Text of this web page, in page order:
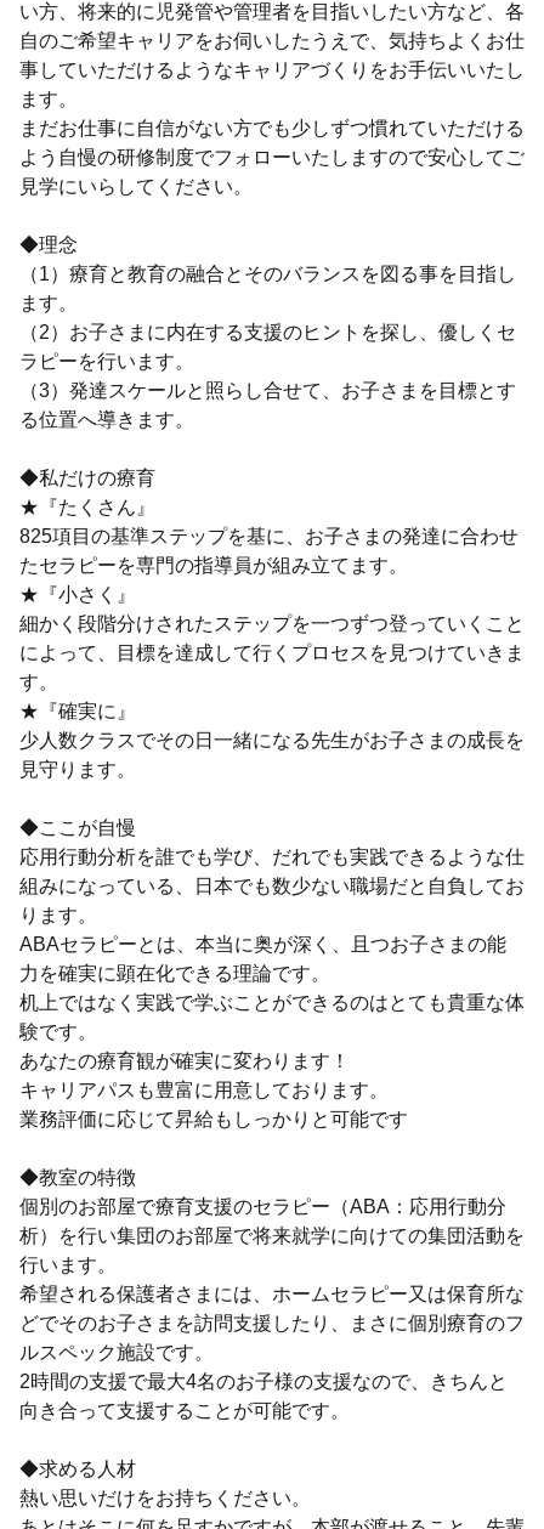
い方、将来的に児発管や管理者を目指いしたい方など、各
自のご希望キャリアをお伺いしたうえで、気持ちよくお仕
事していただけるようなキャリアづくりをお手伝いいたし
ます。
まだお仕事に自信がない方でも少しずつ慣れていただける
よう自慢の研修制度でフォローいたしますので安心してご
見学にいらしてください。
◆理念
（1）療育と教育の融合とそのバランスを図る事を目指し
ます。
（2）お子さまに内在する支援のヒントを探し、優しくセ
ラピーを行います。
（3）発達スケールと照らし合せて、お子さまを目標とす
る位置へ導きます。
◆私だけの療育
★『たくさん』
825項目の基準ステップを基に、お子さまの発達に合わせ
たセラピーを専門の指導員が組み立てます。
★『小さく』
細かく段階分けされたステップを一つずつ登っていくこと
によって、目標を達成して行くプロセスを見つけていきま
す。
★『確実に』
少人数クラスでその日一緒になる先生がお子さまの成長を
見守ります。
◆ここが自慢
応用行動分析を誰でも学び、だれでも実践できるような仕
組みになっている、日本でも数少ない職場だと自負してお
ります。
ABAセラピーとは、本当に奥が深く、且つお子さまの能
力を確実に顕在化できる理論です。
机上ではなく実践で学ぶことができるのはとても貴重な体
験です。
あなたの療育観が確実に変わります！
キャリアパスも豊富に用意しております。
業務評価に応じて昇給もしっかりと可能です
◆教室の特徴
個別のお部屋で療育支援のセラピー（ABA：応用行動分
析）を行い集団のお部屋で将来就学に向けての集団活動を
行います。
希望される保護者さまには、ホームセラピー又は保育所な
どでそのお子さまを訪問支援したり、まさに個別療育のフ
ルスペック施設です。
2時間の支援で最大4名のお子様の支援なので、きちんと
向き合って支援することが可能です。
◆求める人材
熱い思いだけをお持ちください。